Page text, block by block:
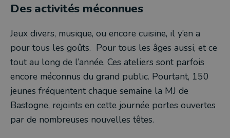
Des activités méconnues
Jeux divers, musique, ou encore cuisine, il y’en a
pour tous les goûts. Pour tous les âges aussi, et ce
tout au long de l’année. Ces ateliers sont parfois
encore méconnus du grand public. Pourtant, 150
jeunes fréquentent chaque semaine la MJ de
Bastogne, rejoints en cette journée portes ouvertes
par de nombreuses nouvelles têtes.